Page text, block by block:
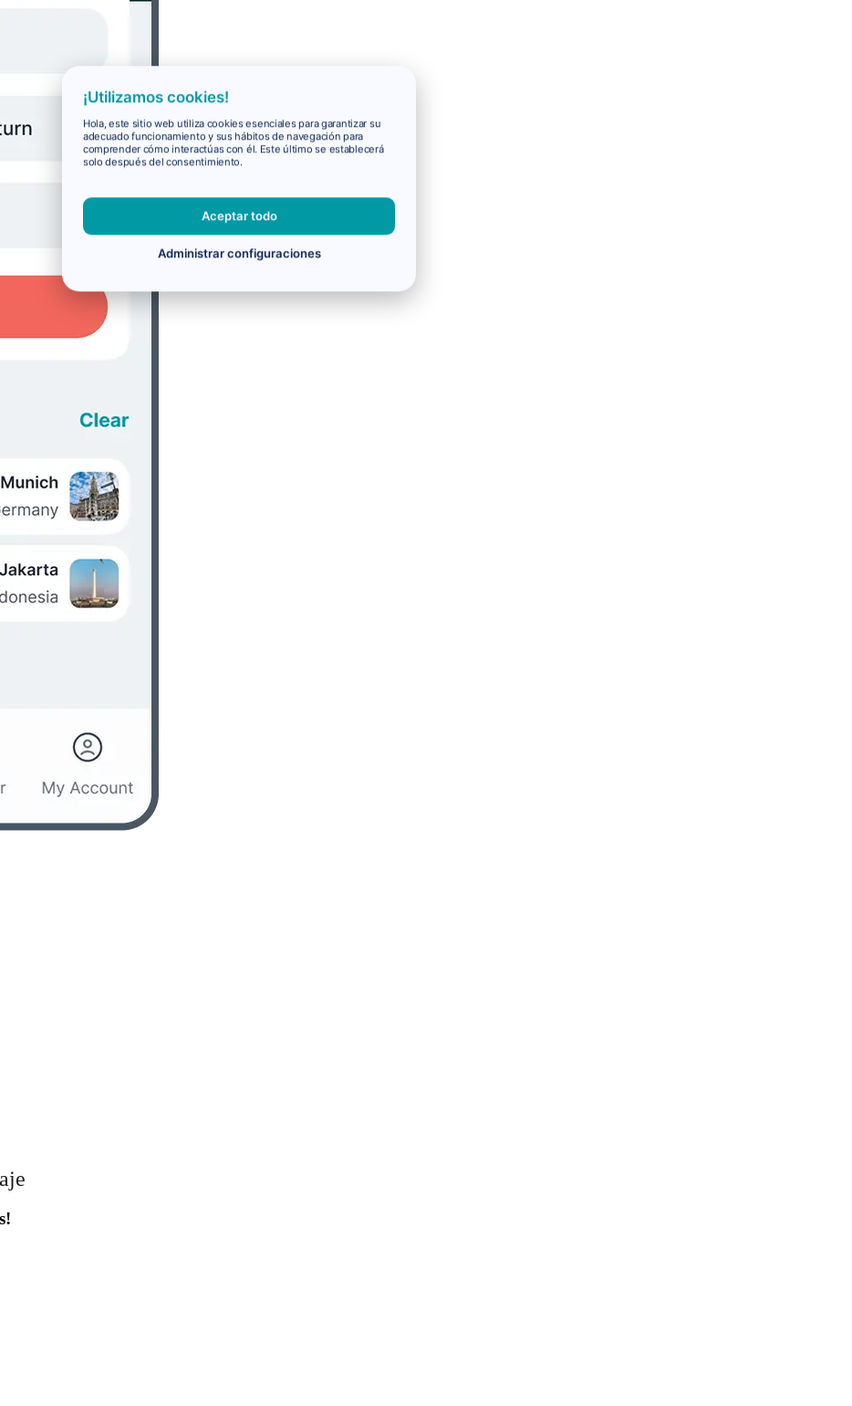
¡Utilizamos cookies!
Hola, este sitio web utiliza cookies esenciales para garantizar su
adecuado funcionamiento y sus hábitos de navegación para
comprender cómo interactúas con él. Este último se establecerá
solo después del consentimiento.
Aceptar todo
Administrar configuraciones